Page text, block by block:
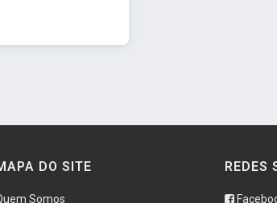
DO SITE
Somos
REDES